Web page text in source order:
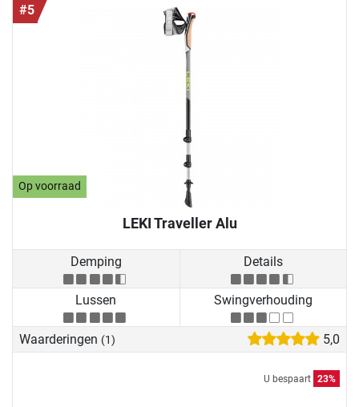
#5
Op voorraad
LEKI Traveller Alu
Demping Details
Lussen Swingverhouding
Waarderingen (1) 5,0
U bespaart 23%